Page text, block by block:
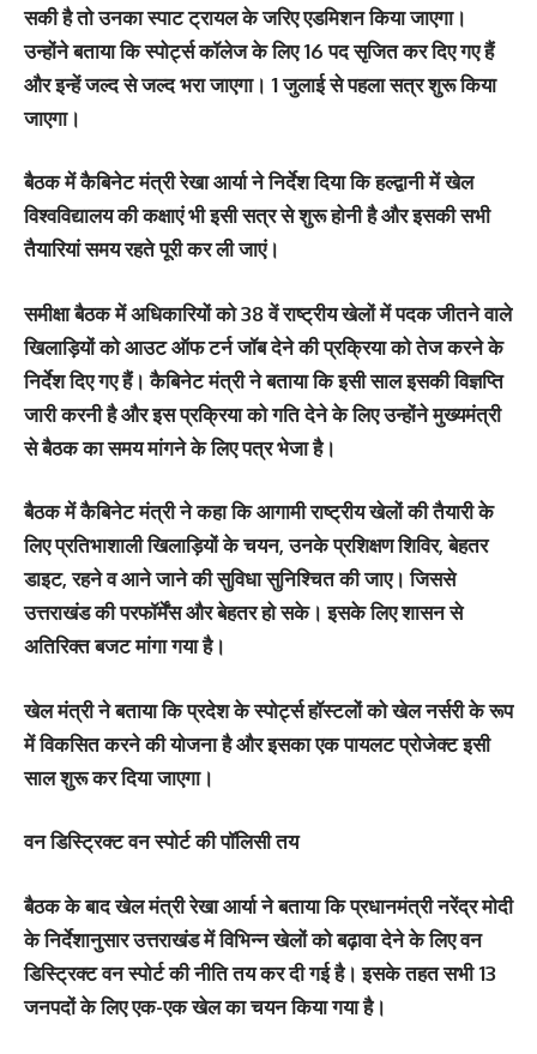
सकी है तो उनका स्पाट ट्रायल के जरिए एडमिशन किया जाएगा।
उन्होंने बताया कि स्पोर्ट्स कॉलेज के लिए 16 पद सृजित कर दिए गए हैं
और इन्हें जल्द से जल्द भरा जाएगा। 1 जुलाई से पहला सत्र शुरू किया
जाएगा।
बैठक में कैबिनेट मंत्री रेखा आर्या ने निर्देश दिया कि हल्द्वानी में खेल
विश्वविद्यालय की कक्षाएं भी इसी सत्र से शुरू होनी है और इसकी सभी
तैयारियां समय रहते पूरी कर ली जाएं।
समीक्षा बैठक में अधिकारियों को 38 वें राष्ट्रीय खेलों में पदक जीतने वाले
खिलाड़ियों को आउट ऑफ टर्न जॉब देने की प्रक्रिया को तेज करने के
निर्देश दिए गए हैं। कैबिनेट मंत्री ने बताया कि इसी साल इसकी विज्ञप्ति
जारी करनी है और इस प्रक्रिया को गति देने के लिए उन्होंने मुख्यमंत्री
से बैठक का समय मांगने के लिए पत्र भेजा है।
बैठक में कैबिनेट मंत्री ने कहा कि आगामी राष्ट्रीय खेलों की तैयारी के
लिए प्रतिभाशाली खिलाड़ियों के चयन, उनके प्रशिक्षण शिविर, बेहतर
डाइट, रहने व आने जाने की सुविधा सुनिश्चित की जाए। जिससे
उत्तराखंड की परफॉर्मेंस और बेहतर हो सके। इसके लिए शासन से
अतिरिक्त बजट मांगा गया है।
खेल मंत्री ने बताया कि प्रदेश के स्पोर्ट्स हॉस्टलों को खेल नर्सरी के रूप
में विकसित करने की योजना है और इसका एक पायलट प्रोजेक्ट इसी
साल शुरू कर दिया जाएगा।
वन डिस्ट्रिक्ट वन स्पोर्ट की पॉलिसी तय
बैठक के बाद खेल मंत्री रेखा आर्या ने बताया कि प्रधानमंत्री नरेंद्र मोदी
के निर्देशानुसार उत्तराखंड में विभिन्न खेलों को बढ़ावा देने के लिए वन
डिस्ट्रिक्ट वन स्पोर्ट की नीति तय कर दी गई है। इसके तहत सभी 13
जनपदों के लिए एक-एक खेल का चयन किया गया है।